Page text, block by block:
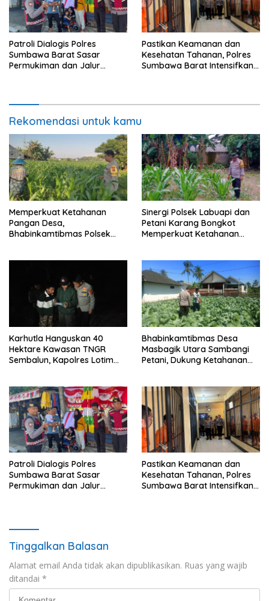
Patroli Dialogis Polres
Sumbawa Barat Sasar
Permukiman dan Jalur
Pastikan Keamanan dan
Kesehatan Tahanan, Polres
Sumbawa Barat Intensifkan
Rekomendasi untuk kamu
Memperkuat Ketahanan
Pangan Desa,
Bhabinkamtibmas Polsek
Sinergi Polsek Labuapi dan
Petani Karang Bongkot
Memperkuat Ketahanan
Karhutla Hanguskan 40
Hektare Kawasan TNGR
Sembalun, Kapolres Lotim
Bhabinkamtibmas Desa
Masbagik Utara Sambangi
Petani, Dukung Ketahanan
Patroli Dialogis Polres
Sumbawa Barat Sasar
Permukiman dan Jalur
Pastikan Keamanan dan
Kesehatan Tahanan, Polres
Sumbawa Barat Intensifkan
Tinggalkan Balasan
Alamat email Anda tidak akan dipublikasikan. Ruas yang wajib
ditandai *